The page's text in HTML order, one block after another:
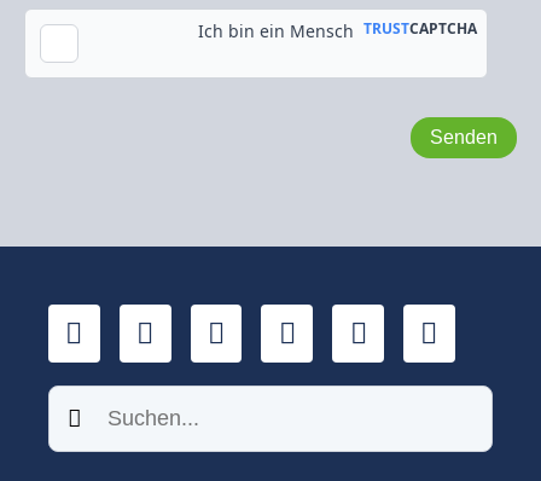
Kopie an meine E-Mail-Adresse senden
LinkedInYouTube
Xing Facebook
Twitter
Suchen